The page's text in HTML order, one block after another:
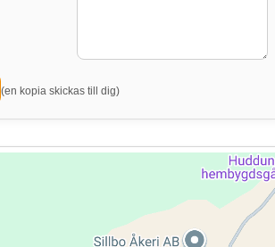
(en kopia skickas till dig)